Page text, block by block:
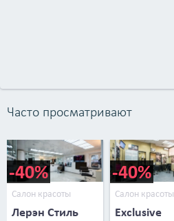
Часто просматривают
-40%
Салон красоты
Лерэн Стиль
-40%
Салон красоты
Exclusive